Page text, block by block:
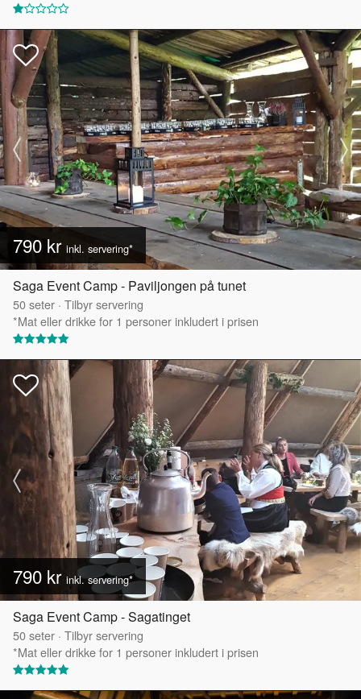
790 kr inkl. servering*
Saga Event Camp - Paviljongen på tunet
50seter · Tilbyr servering
*Mat eller drikke for 1 personer inkludert i prisen
790 kr inkl. servering*
Saga Event Camp - Sagatinget
50seter · Tilbyr servering
*Mat eller drikke for 1 personer inkludert i prisen